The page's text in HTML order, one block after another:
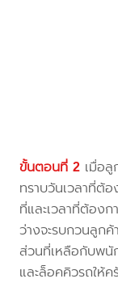
ขั้นตอนที่ 2 เมื่อลู
ทราบวันเวลาที่ต้
ที่และเวลาที่ต้องก
ว่างจะรบกวนลูก
ส่วนที่เหลือกับพนั
และล็อคคิวรถให้ค